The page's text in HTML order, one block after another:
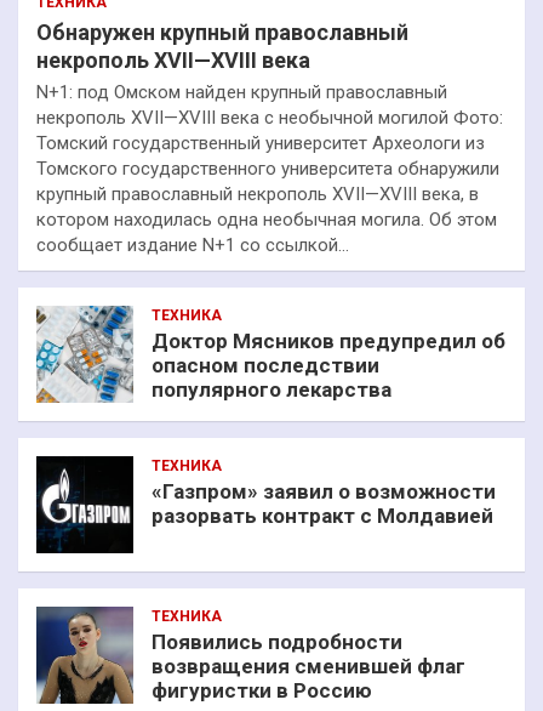
Обнаружен крупный православный
некрополь XVII—XVIII века
N+1: под Омском найден крупный православный
некрополь XVII—XVIII века с необычной могилой Фото:
Томский государственный университет Археологи из
Томского государственного университета обнаружили
крупный православный некрополь XVII—XVIII века, в
котором находилась одна необычная могила. Об этом
сообщает издание N+1 со ссылкой…
ТЕХНИКА
Доктор Мясников предупредил об
опасном последствии
популярного лекарства
ТЕХНИКА
«Газпром» заявил о возможности
разорвать контракт с Молдавией
ТЕХНИКА
Появились подробности
возвращения сменившей флаг
фигуристки в Россию